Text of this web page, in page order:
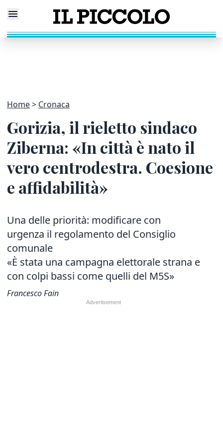
Home Cronaca
Gorizia, il rieletto sindaco
Ziberna: «In città è nato il
vero centrodestra. Coesione
e affidabilità»
Una delle priorità: modificare con
urgenza il regolamento del Consiglio
comunale
«È stata una campagna elettorale strana e
con colpi bassi come quelli del M5S»
Francesco Fain